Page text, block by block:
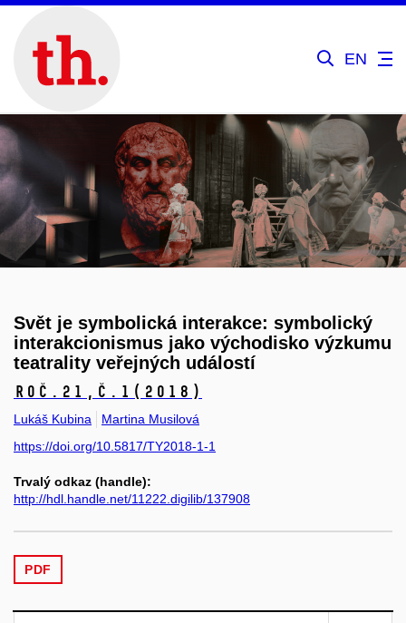
EN
Svět je symbolická interakce: symbolický
interakcionismus jako východisko výzkumu
teatrality veřejných událostí
Roč.21, č.1 (2018)
Lukáš Kubina
Martina Musilová
https://doi.org/10.5817/TY2018-1-1
Trvalý odkaz (handle):
http://hdl.handle.net/11222.digilib/137908
PDF